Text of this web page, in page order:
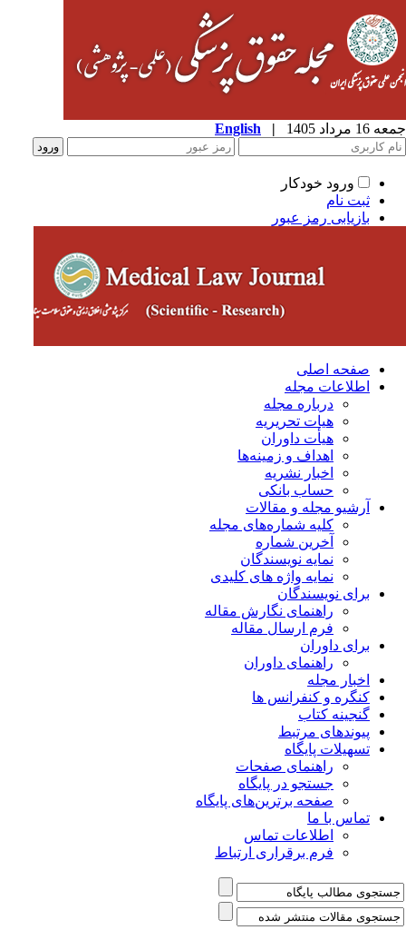
مرداد 1405 |
English
ورود خودکار
ثبت نام
بازیابی رمز عبور
صفحه اصلی
اطلاعات مجله
درباره مجله
هیات تحریریه
هیأت داوران
اهداف و زمینه‌ها
اخبار نشریه
حساب بانکی
آرشیو مجله و مقالات
کلیه شماره‌های مجله
آخرین شماره
نمایه نویسندگان
نمایه واژه های کلیدی
برای نویسندگان
راهنمای نگارش مقاله
فرم ارسال مقاله
برای داوران
راهنمای داوران
اخبار مجله
کنگره و کنفرانس ها
گنجینه کتاب
پیوندهای مرتبط
تسهیلات پایگاه
راهنمای صفحات
جستجو در پایگاه
صفحه برترین‌های پایگاه
تماس با ما
اطلاعات تماس
فرم برقراری ارتباط